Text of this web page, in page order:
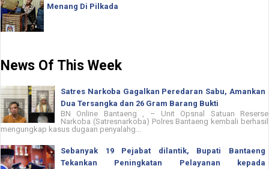
Menang Di Pilkada
News Of This Week
Satres Narkoba Gagalkan Peredaran Sabu, Amankan
Dua Tersangka dan 26 Gram Barang Bukti
BN Online Bantaeng , – Unit Opsnal Satuan Reserse
Narkoba (Satresnarkoba) Polres Bantaeng kembali berhasil
mengungkap kasus dugaan penyalahg...
Sebanyak 19 Pejabat dilantik, Bupati Bantaeng
Tekankan Peningkatan Pelayanan kepada